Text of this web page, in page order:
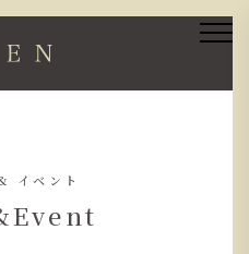
イベント